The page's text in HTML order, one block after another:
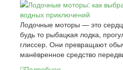
Лодочные моторы — это
будь то рыбацкая лодка,
глиссер. Они превращают
манёвренное средство